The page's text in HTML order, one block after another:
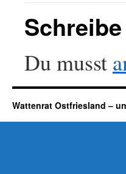
Du musst
Wattenrat Ostfriesland –